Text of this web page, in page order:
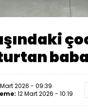
Mart 2026 - 09:39
12 Mart 2026 - 10:19